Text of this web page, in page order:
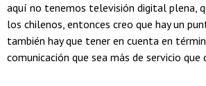
aquí no tenemos televisión digital plena,
los chilenos, entonces creo que hay un
también hay que tener en cuenta en
comunicación que sea más de servicio que